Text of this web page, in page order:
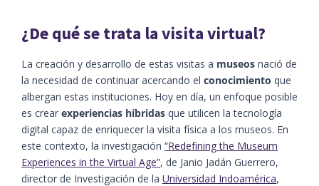
¿De qué se trata la visita virtual?
La creación y desarrollo de estas visitas a museos nació de
la necesidad de continuar acercando el conocimiento que
albergan estas instituciones. Hoy en día, un enfoque posible
es crear experiencias híbridas que utilicen la tecnología
digital capaz de enriquecer la visita física a los museos. En
este contexto, la investigación “Redefining the Museum
Experiences in the Virtual Age”, de Janio Jadán Guerrero,
director de Investigación de la Universidad Indoamérica,